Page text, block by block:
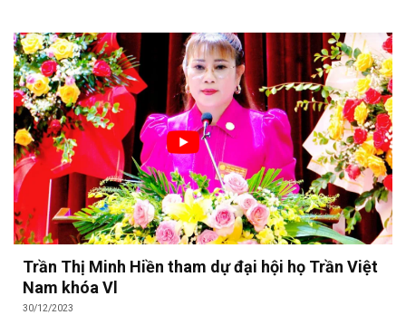
Trần Thị Minh Hiền tham dự đại hội họ Trần Việt
Nam khóa Vl
30/12/2023